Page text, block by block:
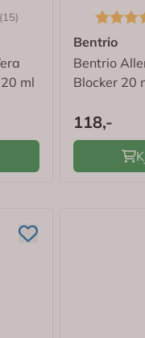
(15)
4.7 av 5 mulige
ml
Bentrio
Bentrio
Blocker 20
118,-